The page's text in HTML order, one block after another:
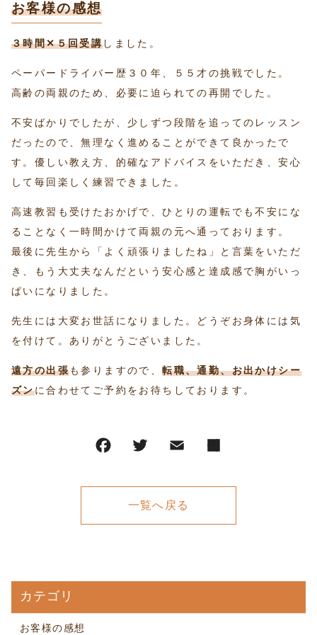
お客様の感想
３時間✕５回受講しました。
ペーパードライバー歴３０年、５５才の挑戦でした。
高齢の両親のため、必要に迫られての再開でした。
不安ばかりでしたが、少しずつ段階を追ってのレッスン
だったので、無理なく進めることができて良かったで
す。優しい教え方、的確なアドバイスをいただき、安心
して毎回楽しく練習できました。
高速教習も受けたおかげで、ひとりの運転でも不安にな
ることなく一時間かけて両親の元へ通っております。
最後に先生から「よく頑張りましたね」と言葉をいただ
き、もう大丈夫なんだという安心感と達成感で胸がいっ
ぱいになりました。
先生には大変お世話になりました。どうぞお身体には気
を付けて。ありがとうございました。
遠方の出張も参りますので、転職、通勤、お出かけシー
ズンに合わせてご予約をお待ちしております。
一覧へ戻る
カテゴリ
お客様の感想